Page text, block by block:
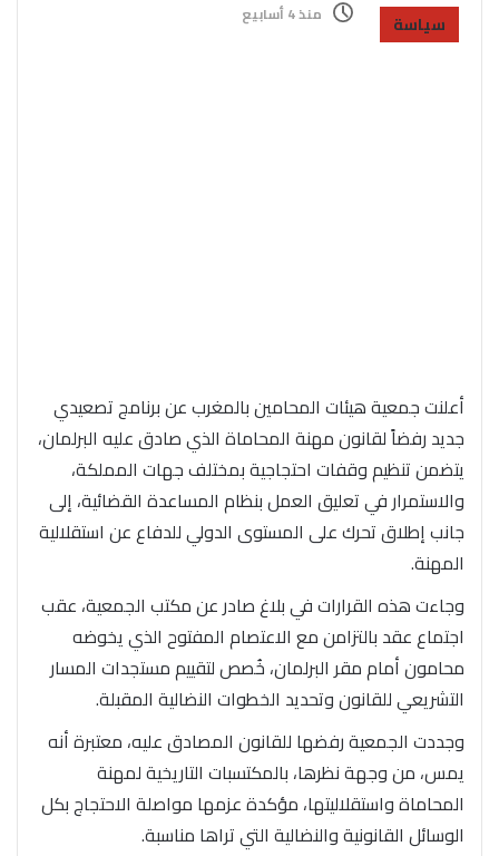
سياسة منذ 4 أسابيع
أعلنت جمعية هيئات المحامين بالمغرب عن برنامج تصعيدي
جديد رفضاً لقانون مهنة المحاماة الذي صادق عليه البرلمان،
يتضمن تنظيم وقفات احتجاجية بمختلف جهات المملكة،
والاستمرار في تعليق العمل بنظام المساعدة القضائية، إلى
جانب إطلاق تحرك على المستوى الدولي للدفاع عن استقلالية
المهنة.
وجاءت هذه القرارات في بلاغ صادر عن مكتب الجمعية، عقب
اجتماع عقد بالتزامن مع الاعتصام المفتوح الذي يخوضه
محامون أمام مقر البرلمان، خُصص لتقييم مستجدات المسار
التشريعي للقانون وتحديد الخطوات النضالية المقبلة.
وجددت الجمعية رفضها للقانون المصادق عليه، معتبرة أنه
يمس، من وجهة نظرها، بالمكتسبات التاريخية لمهنة
المحاماة واستقلاليتها، مؤكدة عزمها مواصلة الاحتجاج بكل
الوسائل القانونية والنضالية التي تراها مناسبة.